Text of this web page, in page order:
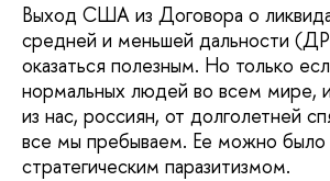
Выход США из Договора о
средней и меньшей дальности
оказаться полезным. Но только
нормальных людей во всем мире,
из нас, россиян, от долголетней
все мы пребываем. Ее можно было
стратегическим паразитизмом.